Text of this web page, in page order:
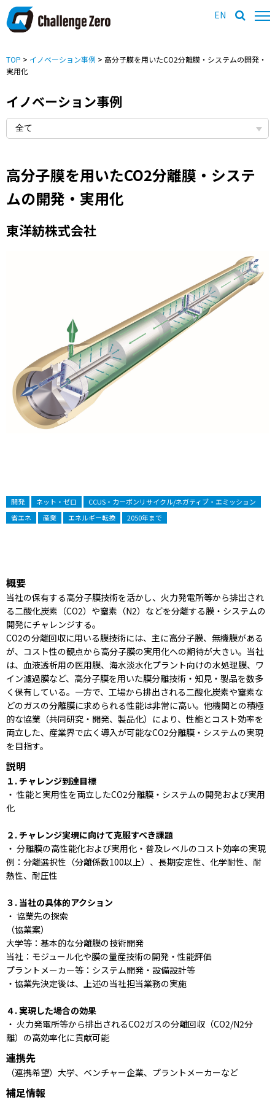
EN
TOP > イノベーション事例 > 高分子膜を用いたCO2分離膜・システムの開発・
実用化
イノベーション事例
高分子膜を用いたCO2分離膜・システ
ムの開発・実用化
東洋紡株式会社
開発 ネット・ゼロ
CCUS・カーボンリサイクル/ネガティブ・エミッション
省エネ
産業 エネルギー転換 2050年まで
概要
当社の保有する高分子膜技術を活かし、火力発電所等から排出され
る二酸化炭素（CO2）や窒素（N2）などを分離する膜・システムの
開発にチャレンジする。
CO2の分離回収に用いる膜技術には、主に高分子膜、無機膜がある
が、コスト性の観点から高分子膜の実用化への期待が大きい。当社
は、血液透析用の医用膜、海水淡水化プラント向けの水処理膜、ワ
イン濾過膜など、高分子膜を用いた膜分離技術・知見・製品を数多
く保有している。一方で、工場から排出される二酸化炭素や窒素な
どのガスの分離膜に求められる性能は非常に高い。他機関との積極
的な協業（共同研究・開発、製品化）により、性能とコスト効率を
両立した、産業界で広く導入が可能なCO2分離膜・システムの実現
を目指す。
説明
１. チャレンジ到達目標
・ 性能と実用性を両立したCO2分離膜・システムの開発および実用
化
２. チャレンジ実現に向けて克服すべき課題
・ 分離膜の高性能化および実用化・普及レベルのコスト効率の実現
例：分離選択性（分離係数100以上）、長期安定性、化学耐性、耐
熱性、耐圧性
３. 当社の具体的アクション
・ 協業先の探索
（協業案）
大学等：基本的な分離膜の技術開発
当社：モジュール化や膜の量産技術の開発・性能評価
プラントメーカー等：システム開発・設備設計等
・協業先決定後は、上述の当社担当業務の実施
４. 実現した場合の効果
・ 火力発電所等から排出されるCO2ガスの分離回収（CO2/N2分
離）の高効率化に貢献可能
連携先
（連携希望）大学、ベンチャー企業、プラントメーカーなど
補足情報